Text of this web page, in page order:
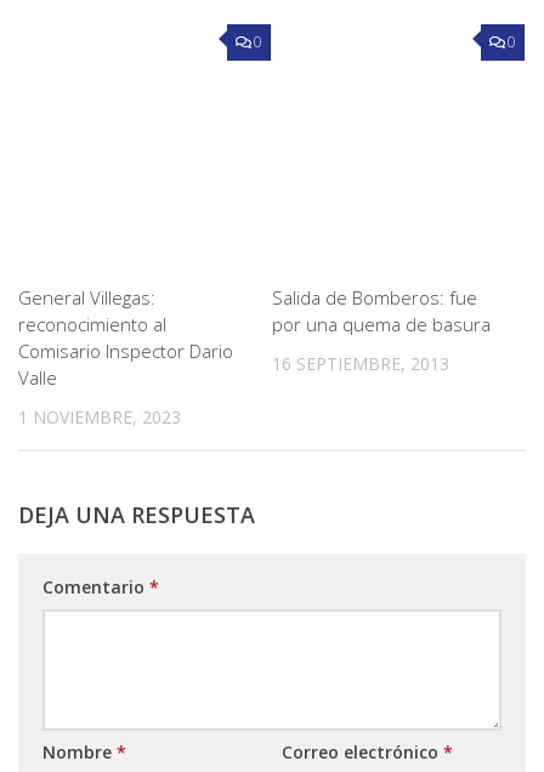
0
General Villegas:
reconocimiento al
Comisario Inspector Dario
Valle
1 NOVIEMBRE, 2023
0
Salida de Bomberos: fue
por una quema de basura
16 SEPTIEMBRE, 2013
DEJA UNA RESPUESTA
Comentario *
Nombre * Correo electrónico *